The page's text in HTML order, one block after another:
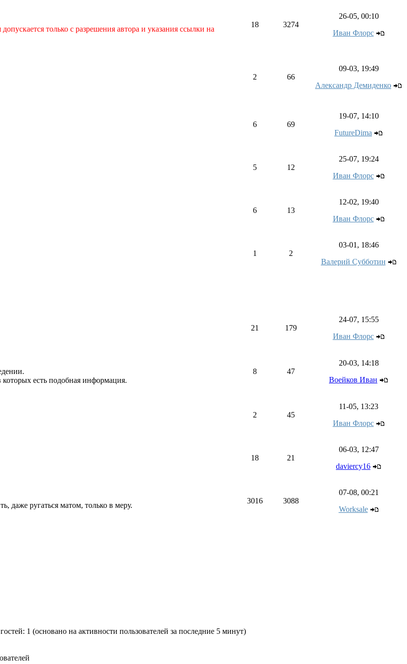
только с разрешения автора и указания ссылки на
18 3274
26-05, 00:10
Иван Флорс
2 66
09-03, 19:49
Александр Демиденко
6 69
19-07, 14:10
FutureDima
5 12
25-07, 19:24
Иван Флорс
6 13
12-02, 19:40
Иван Флорс
1 2
03-01, 18:46
Валерий Субботин
21 179
24-07, 15:55
Иван Флорс
есть подобная информация.
8 47
20-03, 14:18
Воейков Иван
2 45
11-05, 13:23
Иван Флорс
18 21
06-03, 12:47
daviercy16
даже ругаться матом, только в меру.
3016 3088
07-08, 00:21
Worksale
1 (основано на активности пользователей за последние 5 минут)